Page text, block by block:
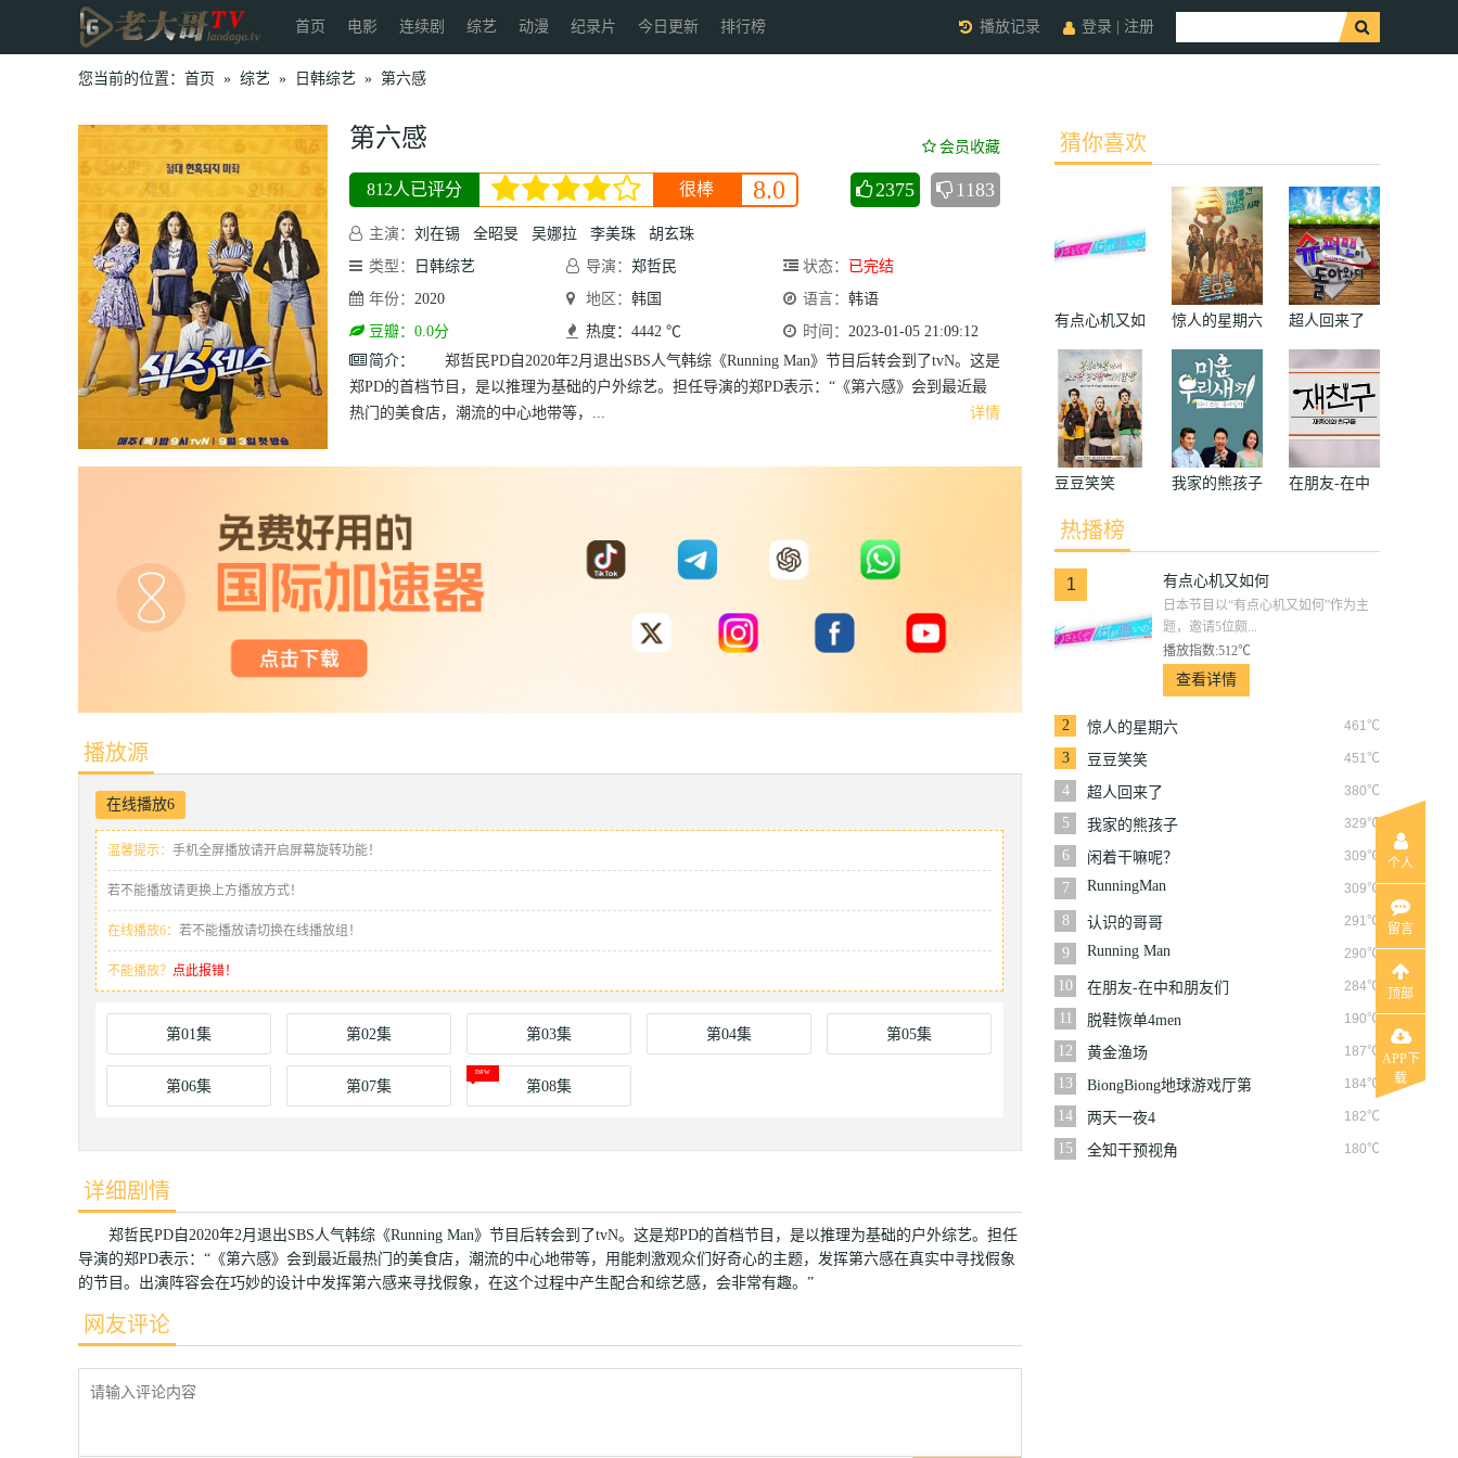
首页 电影 连续剧 综艺 动漫 纪录片 今日更新 排行榜 登录 注册
播放记录
您当前的位置： 首页 » 综艺 » 日韩综艺 » 第六感
第六感 会员收藏
812人已评分 很棒 8.0 2375 1183
主演： 刘在锡 全昭旻 吴娜拉 李美珠
胡玄珠
类型：
日韩综艺 导演： 郑哲民 状态：
已完结
年份： 2020 地区： 韩国 语言： 韩语
豆瓣：0.0分
热度：4442 ℃ 时间： 2023-01-05 21:09:12
简介：
详情
郑哲民PD自2020年2月退出SBS人气韩综《Running Man》节目后转会到了tvN。这是
郑PD的首档节目，是以推理为基础的户外综艺。担任导演的郑PD表示：“《第六感》会到最近最
热门的美食店，潮流的中心地带等，...
播放源
在线播放6
温馨提示： 手机全屏播放请开启屏幕旋转功能！
若不能播放请更换上方播放方式！
在线播放6： 若不能播放请切换在线播放组！
不能播放？ 点此报错！
第01集 第02集 第03集 第04集 第05集
第06集 第07集 第08集
详细剧情
郑哲民PD自2020年2月退出SBS人气韩综《Running Man》节目后转会到了tvN。这是郑PD的首档节目，是以推理为基础的户外综艺。担任
导演的郑PD表示：“《第六感》会到最近最热门的美食店，潮流的中心地带等，用能刺激观众们好奇心的主题，发挥第六感在真实中寻找假象
的节目。出演阵容会在巧妙的设计中发挥第六感来寻找假象，在这个过程中产生配合和综艺感，会非常有趣。”
网友评论
猜你喜欢
有点心机又如
何
惊人的星期六 超人回来了
豆豆笑笑 我家的熊孩子
在朋友-在中
热播榜
1 有点心机又如何
日本节目以“有点心机又如何”作为主
题，邀请5位颇...
播放指数:512℃
查看详情
2 461℃
惊人的星期六
3
451℃
豆豆笑笑
4
380℃
超人回来了
5
329℃
我家的熊孩子
6
309℃
闲着干嘛呢？
7
309℃
RunningMan
8 291℃
认识的哥哥
9
290℃
Running Man
10 284℃
在朋友-在中和朋友们
11
190℃
脱鞋恢单4men
12
187℃
黄金渔场
13
184℃
BiongBiong地球游戏厅第
三季
14 182℃
两天一夜4
15
180℃
全知干预视角
个人
留言
顶部
APP下
载